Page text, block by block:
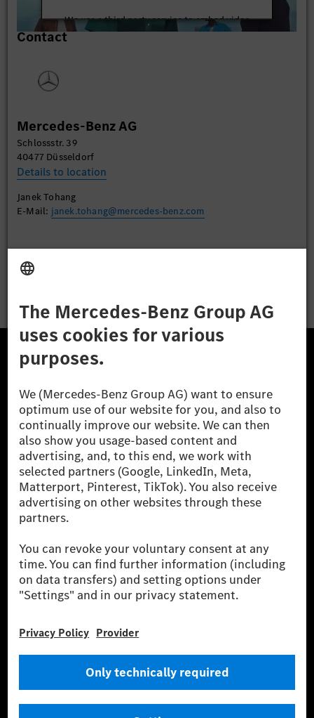
We use a third party service to embed video
content that may collect data about your activity.
Contact
Mercedes-Benz AG
Schlossstr. 39
40477 Düsseldorf
Details to location
Janek Tohang
E-Mail: janek.tohang@mercedes-benz.com
The Mercedes-Benz Group AG (former Daimler AG) is
one of the world's most successful automotive
companies. With Mercedes-Benz AG, we are one of
the leading global suppliers of premium and luxury
cars and vans. Mercedes-Benz Mobility AG offers
financing, leasing, car subscription and car rental,
fleet management, digital services for charging and
payment, insurance brokerage, as well as innovative
mobility services.
Learn more
Technical Support Hotline Contact
Locations
Do not sell or share my personal information (CCPA & CPRA)